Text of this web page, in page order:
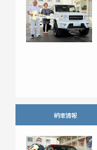
納車情報